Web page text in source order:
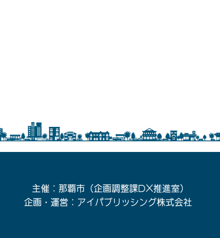
主催：那覇市（企画調整課DX推進室）
企画・運営：アイパブリッシング株式会社